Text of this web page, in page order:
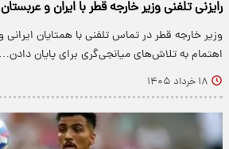
رایزنی تلفنی وزیر خارجه قطر با ایران و
وزیر خارجه قطر در تماس تلفنی با همتایان
اهتمام به تلاش‌های میانجی‌گری برای پایان دادن…
۱۸ خرداد ۱۴۰۵